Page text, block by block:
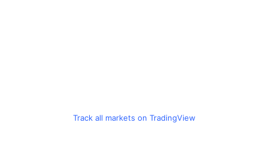
Track all markets on TradingView